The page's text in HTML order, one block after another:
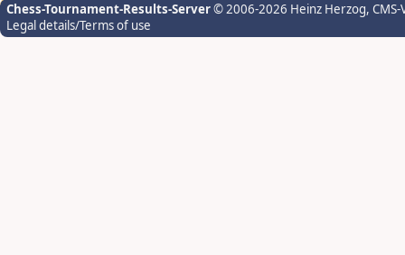
Chess-Tournament-Results-Server© 2006-2026 Heinz Herzog,
Legal details/Terms of use